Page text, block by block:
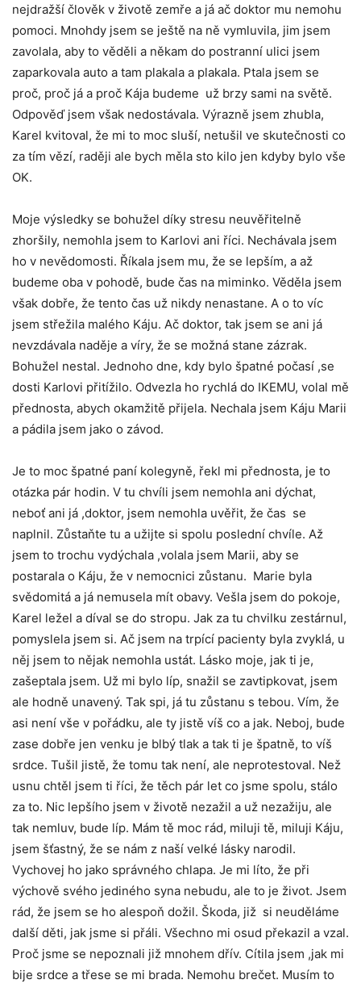
nejdražší člověk v životě zemře a já ač doktor mu nemohu
pomoci. Mnohdy jsem se ještě na ně vymluvila, jim jsem
zavolala, aby to věděli a někam do postranní ulici jsem
zaparkovala auto a tam plakala a plakala. Ptala jsem se
proč, proč já a proč Kája budeme už brzy sami na světě.
Odpověď jsem však nedostávala. Výrazně jsem zhubla,
Karel kvitoval, že mi to moc sluší, netušil ve skutečnosti co
za tím vězí, raději ale bych měla sto kilo jen kdyby bylo vše
OK.
Moje výsledky se bohužel díky stresu neuvěřitelně
zhoršily, nemohla jsem to Karlovi ani říci. Nechávala jsem
ho v nevědomosti. Říkala jsem mu, že se lepším, a až
budeme oba v pohodě, bude čas na miminko. Věděla jsem
však dobře, že tento čas už nikdy nenastane. A o to víc
jsem střežila malého Káju. Ač doktor, tak jsem se ani já
nevzdávala naděje a víry, že se možná stane zázrak.
Bohužel nestal. Jednoho dne, kdy bylo špatné počasí ,se
dosti Karlovi přitížilo. Odvezla ho rychlá do IKEMU, volal mě
přednosta, abych okamžitě přijela. Nechala jsem Káju Marii
a pádila jsem jako o závod.
Je to moc špatné paní kolegyně, řekl mi přednosta, je to
otázka pár hodin. V tu chvíli jsem nemohla ani dýchat,
neboť ani já ,doktor, jsem nemohla uvěřit, že čas se
naplnil. Zůstaňte tu a užijte si spolu poslední chvíle. Až
jsem to trochu vydýchala ,volala jsem Marii, aby se
postarala o Káju, že v nemocnici zůstanu. Marie byla
svědomitá a já nemusela mít obavy. Vešla jsem do pokoje,
Karel ležel a díval se do stropu. Jak za tu chvilku zestárnul,
pomyslela jsem si. Ač jsem na trpící pacienty byla zvyklá, u
něj jsem to nějak nemohla ustát. Lásko moje, jak ti je,
zašeptala jsem. Už mi bylo líp, snažil se zavtipkovat, jsem
ale hodně unavený. Tak spi, já tu zůstanu s tebou. Vím, že
asi není vše v pořádku, ale ty jistě víš co a jak. Neboj, bude
zase dobře jen venku je blbý tlak a tak ti je špatně, to víš
srdce. Tušil jistě, že tomu tak není, ale neprotestoval. Než
usnu chtěl jsem ti říci, že těch pár let co jsme spolu, stálo
za to. Nic lepšího jsem v životě nezažil a už nezažiju, ale
tak nemluv, bude líp. Mám tě moc rád, miluji tě, miluji Káju,
jsem šťastný, že se nám z naší velké lásky narodil.
Vychovej ho jako správného chlapa. Je mi líto, že při
výchově svého jediného syna nebudu, ale to je život. Jsem
rád, že jsem se ho alespoň dožil. Škoda, již si neuděláme
další děti, jak jsme si přáli. Všechno mi osud překazil a vzal.
Proč jsme se nepoznali již mnohem dřív. Cítila jsem ,jak mi
bije srdce a třese se mi brada. Nemohu brečet. Musím to